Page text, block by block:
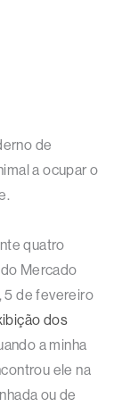
de
a ocupar o
quatro
Mercado
5 de fevereiro
dos
a minha
ele na
ou de